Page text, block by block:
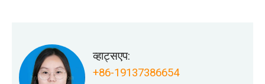
व्हाट्सएप:
+86-19137386654